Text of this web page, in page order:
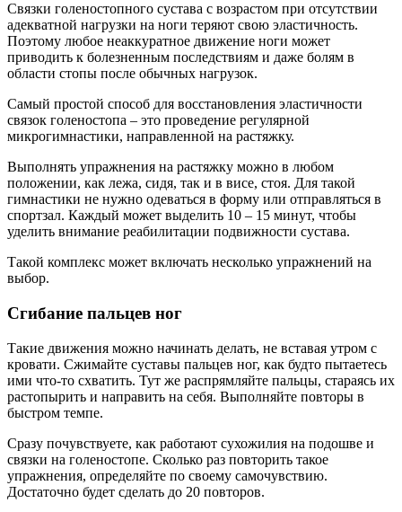
Связки голеностопного сустава с возрастом при отсутствии
адекватной нагрузки на ноги теряют свою эластичность.
Поэтому любое неаккуратное движение ноги может
приводить к болезненным последствиям и даже болям в
области стопы после обычных нагрузок.
Самый простой способ для восстановления эластичности
связок голеностопа – это проведение регулярной
микрогимнастики, направленной на растяжку.
Выполнять упражнения на растяжку можно в любом
положении, как лежа, сидя, так и в висе, стоя. Для такой
гимнастики не нужно одеваться в форму или отправляться в
спортзал. Каждый может выделить 10 – 15 минут, чтобы
уделить внимание реабилитации подвижности сустава.
Такой комплекс может включать несколько упражнений на
выбор.
Сгибание пальцев ног
Такие движения можно начинать делать, не вставая утром с
кровати. Сжимайте суставы пальцев ног, как будто пытаетесь
ими что-то схватить. Тут же распрямляйте пальцы, стараясь их
растопырить и направить на себя. Выполняйте повторы в
быстром темпе.
Сразу почувствуете, как работают сухожилия на подошве и
связки на голеностопе. Сколько раз повторить такое
упражнения, определяйте по своему самочувствию.
Достаточно будет сделать до 20 повторов.